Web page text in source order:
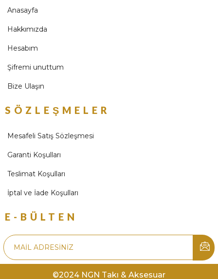
Anasayfa
Hakkımızda
Hesabım
Şifremi unuttum
Bize Ulaşın
SÖZLEŞMELER
Mesafeli Satış Sözleşmesi
Garanti Koşulları
Teslimat Koşulları
İptal ve İade Koşulları
E-BÜLTEN
©2024 NGN Takı & Aksesuar